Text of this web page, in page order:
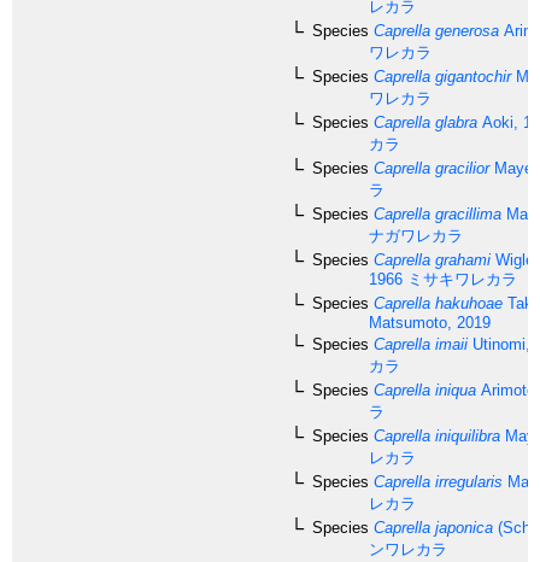
レカラ
Species Caprella generosa
ワレカラ
Species Caprella gigantochir
ワレカラ
Species Caprella glabra Aoki,
カラ
Species Caprella gracilior
ラ
Species Caprella gracillima
ナガワレカラ
Species Caprella grahami
1966 ミサキワレカラ
Species Caprella hakuhoae
Matsumoto, 2019
Species Caprella imaii Utinomi,
カラ
Species Caprella iniqua
ラ
Species Caprella iniquilibra
レカラ
Species Caprella irregularis
レカラ
Species Caprella japonica
ンワレカラ